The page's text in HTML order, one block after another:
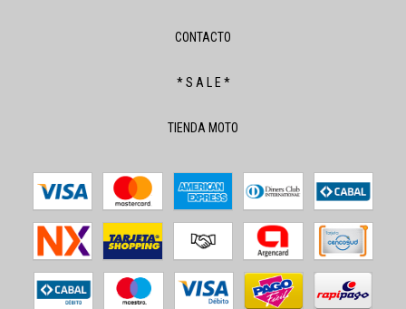
CONTACTO
* S A L E *
TIENDA MOTO